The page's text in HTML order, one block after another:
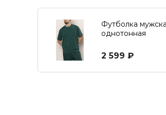
Футболка
однотонная
2 599 ₽